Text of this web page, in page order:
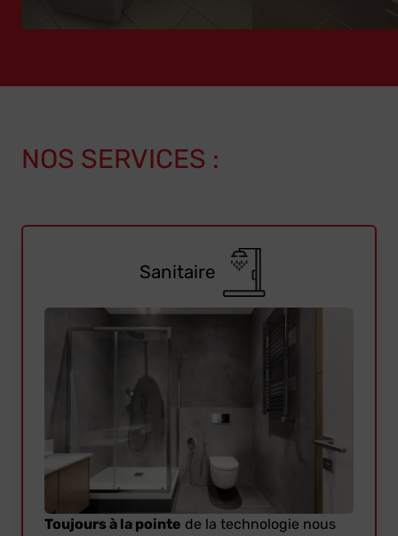
NOS SERVICES :
Sanitaire
Toujours à la pointe de la technologie nous